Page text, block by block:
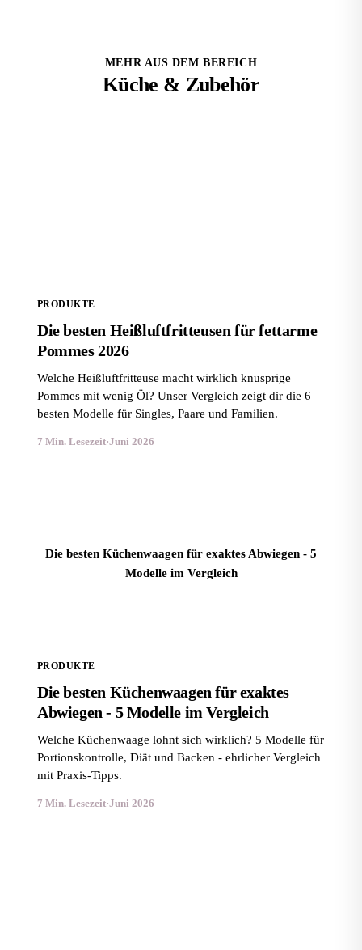
MEHR AUS DEM BEREICH
Küche & Zubehör
PRODUKTE
Die besten Heißluftfritteusen für fettarme
Pommes 2026
Welche Heißluftfritteuse macht wirklich knusprige
Pommes mit wenig Öl? Unser Vergleich zeigt dir die 6
besten Modelle für Singles, Paare und Familien.
7 Min. Lesezeit·Juni 2026
Die besten Küchenwaagen für exaktes Abwiegen - 5
Modelle im Vergleich
PRODUKTE
Die besten Küchenwaagen für exaktes
Abwiegen - 5 Modelle im Vergleich
Welche Küchenwaage lohnt sich wirklich? 5 Modelle für
Portionskontrolle, Diät und Backen - ehrlicher Vergleich
mit Praxis-Tipps.
7 Min. Lesezeit·Juni 2026